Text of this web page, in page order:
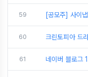
59 [공모주] 사이
60 크린토피아 드
61 네이버 블로그